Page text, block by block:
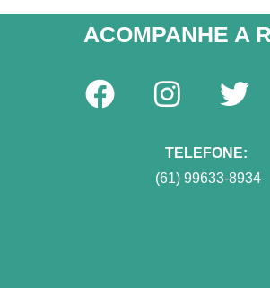
ACOMPANHE A
TELEFONE:
(61) 99633-8934